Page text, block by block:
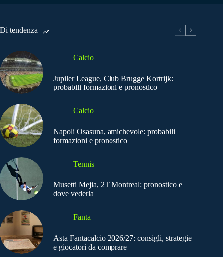
Di tendenza
Calcio
Jupiler League, Club Brugge Kortrijk:
probabili formazioni e pronostico
Calcio
Napoli Osasuna, amichevole: probabili
formazioni e pronostico
Tennis
Musetti Mejia, 2T Montreal: pronostico e
dove vederla
Fanta
Asta Fantacalcio 2026/27: consigli, strategie
e giocatori da comprare